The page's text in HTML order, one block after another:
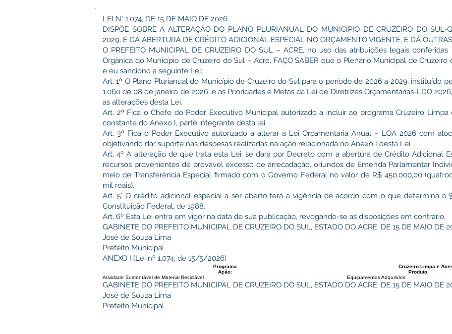
LEI N° 1.074, DE 15 DE MAIO DE 2026.
DISPÕE SOBRE A ALTERAÇÃO DO PLANO PLURIANUAL DO MUNICÍPIO DE CRUZEIRO DO SUL-
2029, E DA ABERTURA DE CRÉDITO ADICIONAL ESPECIAL NO ORÇAMENTO VIGENTE, E DÁ
O PREFEITO MUNICIPAL DE CRUZEIRO DO SUL – ACRE, no uso das atribuições legais
Orgânica do Município de Cruzeiro do Sul – Acre, FAÇO SABER que o Plenário Municipal de
e eu sanciono a seguinte Lei:
Art. 1º O Plano Plurianual do Município de Cruzeiro do Sul para o período de 2026 a 2029, instituído
1.060 de 08 de janeiro de 2026, e as Prioridades e Metas da Lei de Diretrizes Orçamentárias-LDO
as alterações desta Lei.
Art. 2º Fica o Chefe do Poder Executivo Municipal autorizado a incluir ao programa Cruzeiro Limpa
constante do Anexo I, parte integrante desta lei.
Art. 3º Fica o Poder Executivo autorizado a alterar a Lei Orçamentaria Anual – LOA 2026 com
objetivando dar suporte nas despesas realizadas na ação relacionada no Anexo I desta Lei.
Art. 4º A alteração de que trata esta Lei, se dará por Decreto com a abertura de Crédito Adicional
recursos provenientes de provável excesso de arrecadação, oriundos de Emenda Parlamentar
meio de Transferência Especial firmado com o Governo Federal no valor de R$ 450.000,00
mil reais).
Art. 5° O crédito adicional especial a ser aberto terá a vigência de acordo com o que determina o
Constituição Federal, de 1988.
Art. 6º Esta Lei entra em vigor na data de sua publicação, revogando-se as disposições em contrário.
GABINETE DO PREFEITO MUNICIPAL DE CRUZEIRO DO SUL, ESTADO DO ACRE, DE 15 DE MAIO DE
José de Souza Lima
Prefeito Municipal
ANEXO I (Lei nº 1.074, de 15/5/2026)
Programa
Cruzeiro Limpa e
Ação:
Produto
Atividade Sustentável de Material Reciclável
Equipamentos Adquiridos
GABINETE DO PREFEITO MUNICIPAL DE CRUZEIRO DO SUL, ESTADO DO ACRE, DE 15 DE MAIO DE
José de Souza Lima
Prefeito Municipal